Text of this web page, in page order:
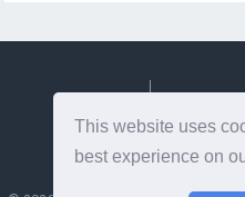
This website uses
best experience on